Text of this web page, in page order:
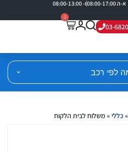
א-ה 08:00-17:00 ו- 08:00-13:00
03-
0
לפי רכב
» כללי» משלוח לבית הלקוח